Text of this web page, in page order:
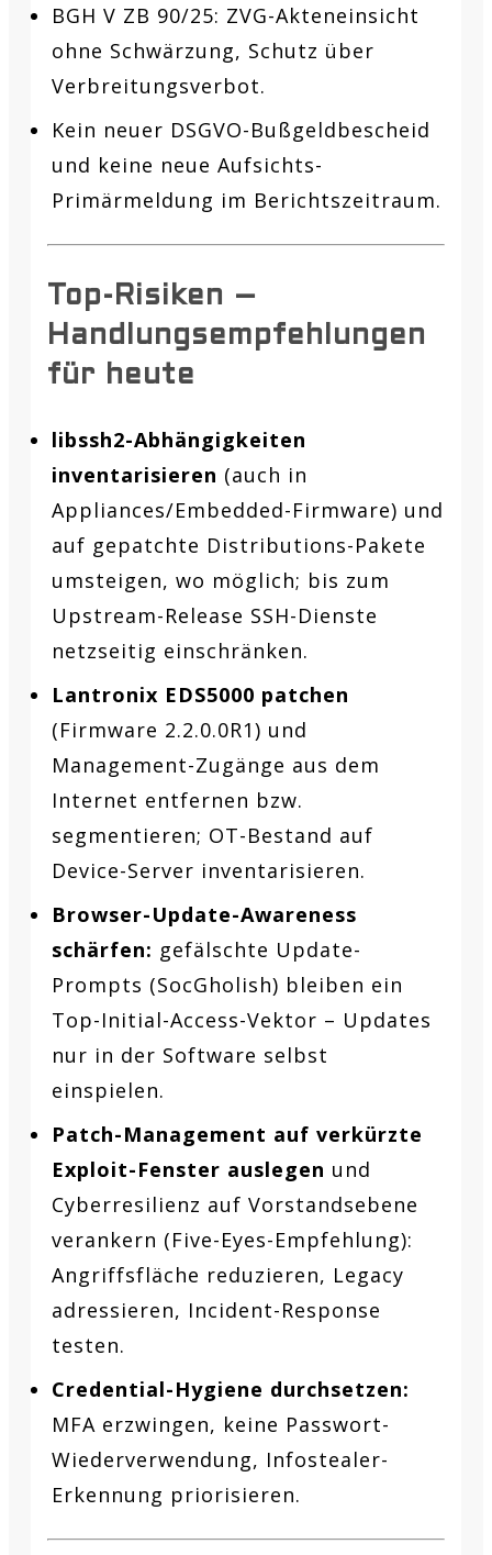
BGH V ZB 90/25: ZVG-Akteneinsicht
ohne Schwärzung, Schutz über
Verbreitungsverbot.
Kein neuer DSGVO-Bußgeldbescheid
und keine neue Aufsichts-
Primärmeldung im Berichtszeitraum.
Top-Risiken –
Handlungsempfehlungen
für heute
libssh2-Abhängigkeiten
inventarisieren (auch in
Appliances/Embedded-Firmware) und
auf gepatchte Distributions-Pakete
umsteigen, wo möglich; bis zum
Upstream-Release SSH-Dienste
netzseitig einschränken.
Lantronix EDS5000 patchen
(Firmware 2.2.0.0R1) und
Management-Zugänge aus dem
Internet entfernen bzw.
segmentieren; OT-Bestand auf
Device-Server inventarisieren.
Browser-Update-Awareness
schärfen: gefälschte Update-
Prompts (SocGholish) bleiben ein
Top-Initial-Access-Vektor – Updates
nur in der Software selbst
einspielen.
Patch-Management auf verkürzte
Exploit-Fenster auslegen und
Cyberresilienz auf Vorstandsebene
verankern (Five-Eyes-Empfehlung):
Angriffsfläche reduzieren, Legacy
adressieren, Incident-Response
testen.
Credential-Hygiene durchsetzen:
MFA erzwingen, keine Passwort-
Wiederverwendung, Infostealer-
Erkennung priorisieren.